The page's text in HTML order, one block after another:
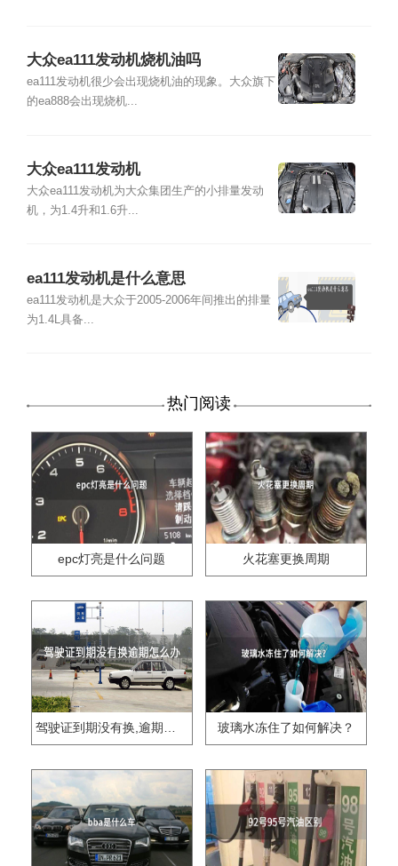
大众ea111发动机烧机油吗
ea111发动机很少会出现烧机油的现象。大众旗下
的ea888会出现烧机...
大众ea111发动机
大众ea111发动机为大众集团生产的小排量发动
机，为1.4升和1.6升...
ea111发动机是什么意思
ea111发动机是大众于2005-2006年间推出的排量
为1.4L具备...
热门阅读
epc灯亮是什么问题 火花塞更换周期
驾驶证到期没有换,逾期怎么办?? 玻璃水冻住了如何解决？